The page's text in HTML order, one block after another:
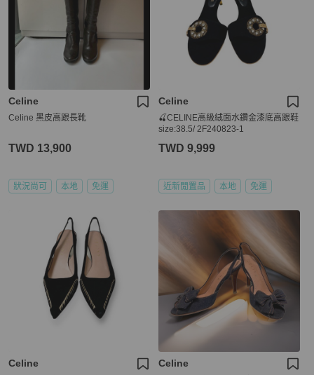
Celine
Celine 黑皮高跟長靴
TWD 13,900
狀況尚可 本地 免運
Celine
🍒CELINE高級絨面水鑽金漆底高跟鞋
size:38.5/ 2F240823-1
TWD 9,999
近新閒置品 本地 免運
Celine Celine